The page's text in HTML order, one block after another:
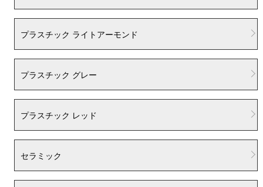
プラスチック ライトアーモンド
プラスチック グレー
プラスチック レッド
セラミック